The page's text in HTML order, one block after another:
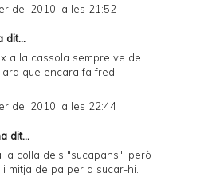
del 2010, a les 21:52
dit...
a la cassola sempre ve de
ara que encara fa fred.
del 2010, a les 22:44
dit...
la colla dels "sucapans", però
mitja de pa per a sucar-hi.